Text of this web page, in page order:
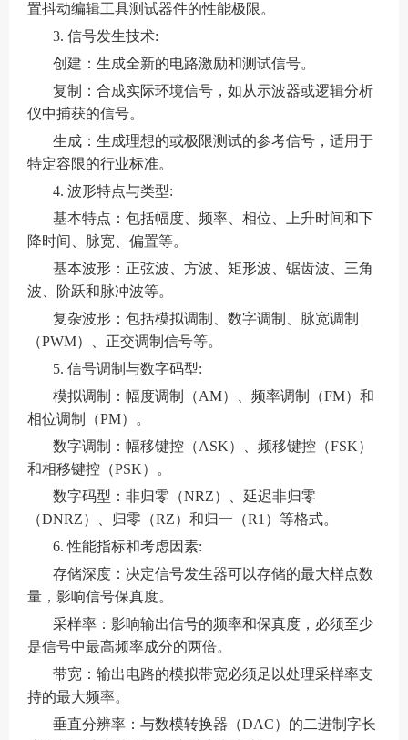
置抖动编辑工具测试器件的性能极限。
3. 信号发生技术:
创建：生成全新的电路激励和测试信号。
复制：合成实际环境信号，如从示波器或逻辑分析
仪中捕获的信号。
生成：生成理想的或极限测试的参考信号，适用于
特定容限的行业标准。
4. 波形特点与类型:
基本特点：包括幅度、频率、相位、上升时间和下
降时间、脉宽、偏置等。
基本波形：正弦波、方波、矩形波、锯齿波、三角
波、阶跃和脉冲波等。
复杂波形：包括模拟调制、数字调制、脉宽调制
（PWM）、正交调制信号等。
5. 信号调制与数字码型:
模拟调制：幅度调制（AM）、频率调制（FM）和
相位调制（PM）。
数字调制：幅移键控（ASK）、频移键控（FSK）
和相移键控（PSK）。
数字码型：非归零（NRZ）、延迟非归零
（DNRZ）、归零（RZ）和归一（R1）等格式。
6. 性能指标和考虑因素:
存储深度：决定信号发生器可以存储的最大样点数
量，影响信号保真度。
采样率：影响输出信号的频率和保真度，必须至少
是信号中最高频率成分的两倍。
带宽：输出电路的模拟带宽必须足以处理采样率支
持的最大频率。
垂直分辨率：与数模转换器（DAC）的二进制字长